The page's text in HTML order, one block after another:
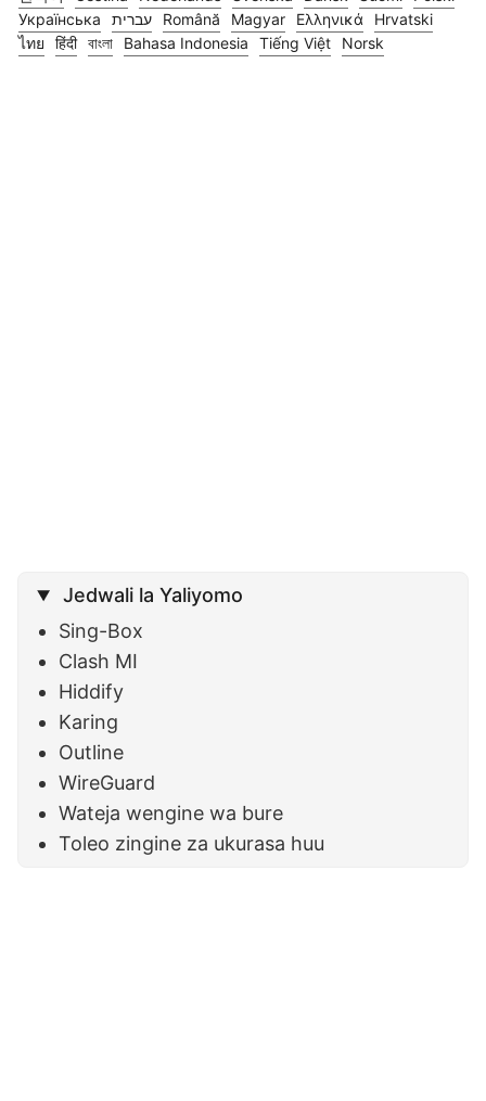
Українська
עברית Română Magyar Ελληνικά
Hrvatski
ไทย
हिंदी বাংলা Bahasa Indonesia Tiếng Việt Norsk
Jedwali la Yaliyomo
Sing-Box
Clash MI
Hiddify
Karing
Outline
WireGuard
Wateja wengine wa bure
Toleo zingine za ukurasa huu